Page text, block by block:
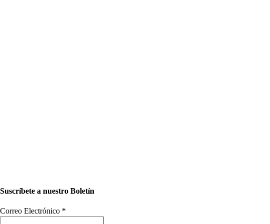
Suscríbete a nuestro Boletín
Correo Electrónico *